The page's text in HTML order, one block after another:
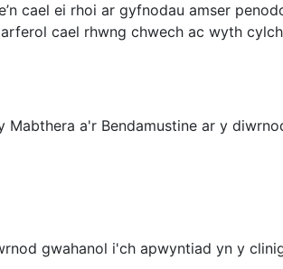
cael ei rhoi ar gyfnodau amser
cael rhwng chwech ac wyth
a'r Bendamustine ar y
gwahanol i'ch apwyntiad yn y